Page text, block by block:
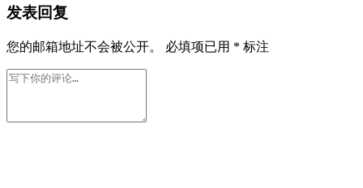
发表回复
您的邮箱地址不会被公开。 必填项已用 * 标注